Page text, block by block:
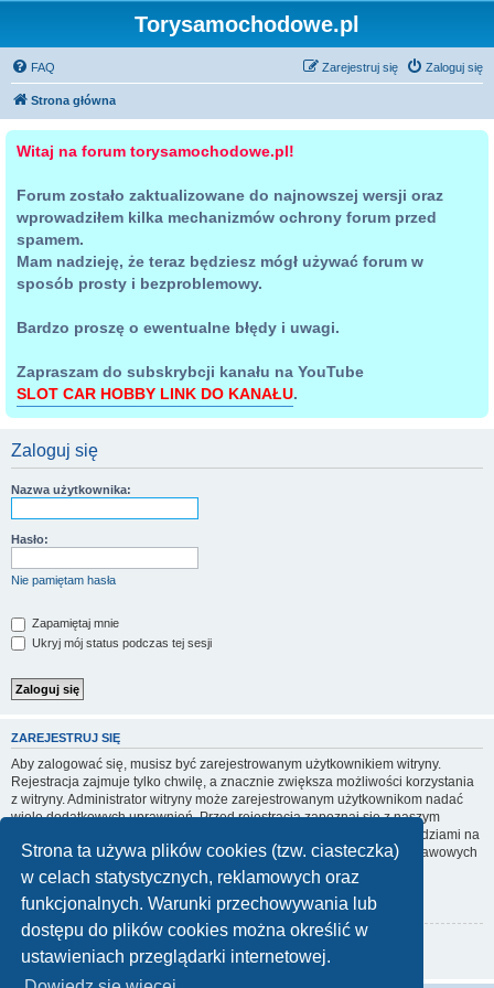
Strona ta używa plików cookies (tzw. ciasteczka)
w celach statystycznych, reklamowych oraz
funkcjonalnych. Warunki przechowywania lub
dostępu do plików cookies można określić w
ustawieniach przeglądarki internetowej.
Torysamochodowe.pl
FAQ Zaloguj się
Zarejestruj się
Strona główna
Witaj na forum torysamochodowe.pl!
Forum zostało zaktualizowane do najnowszej wersji oraz
wprowadziłem kilka mechanizmów ochrony forum przed
spamem.
Mam nadzieję, że teraz będziesz mógł używać forum w
sposób prosty i bezproblemowy.
Bardzo proszę o ewentualne błędy i uwagi.
Zapraszam do subskrybcji kanału na YouTube
SLOT CAR HOBBY LINK DO KANAŁU.
Zaloguj się
Nazwa użytkownika:
Hasło:
Nie pamiętam hasła
Zapamiętaj mnie
Ukryj mój status podczas tej sesji
ZAREJESTRUJ SIĘ
Aby zalogować się, musisz być zarejestrowanym użytkownikiem witryny.
Rejestracja zajmuje tylko chwilę, a znacznie zwiększa możliwości korzystania
z witryny. Administrator witryny może zarejestrowanym użytkownikom nadać
wiele dodatkowych uprawnień. Przed rejestracją zapoznaj się z naszym
regulaminem, zasadami ochrony danych osobowych oraz z odpowiedziami na
często zadawane pytania (FAQ), gdzie jest wyjaśnionych wiele podstawowych
zagadnień dotyczących funkcjonowania witryny.
Regulamin|Zasady ochrony danych osobowych
Zarejestruj się